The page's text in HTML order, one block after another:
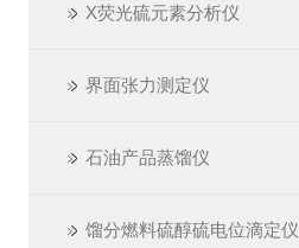
X荧光硫元素分析仪
界面张力测定仪
石油产品蒸馏仪
馏分燃料硫醇硫电位滴定仪